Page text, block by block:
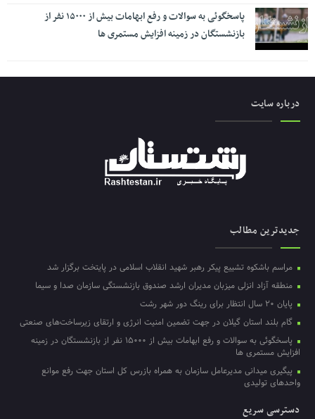
پاسخگوئی به سوالات و رفع ابهامات بیش از ۱۵۰۰۰ نفر از
بازنشستگان در زمینه افزایش مستمری ها
درباره سایت
جدیدترین مطالب
مراسم باشکوه تشییع پیکر رهبر شهید انقلاب اسلامی در پایتخت برگزار شد
منطقه آزاد انزلی میزبان مدیران ارشد صندوق بازنشستگی سازمان صدا و سیما
پایان ۲۰ سال انتظار برای رینگ دور شهر رشت
گام بلند استان گیلان در جهت تضمین امنیت انرژی و ارتقای زیرساخت‌های صنعتی
پاسخگوئی به سوالات و رفع ابهامات بیش از ۱۵۰۰۰ نفر از بازنشستگان در زمینه
افزایش مستمری ها
پیگیری میدانی مدیرعامل سازمان به همراه بازرس کل استان جهت رفع موانع
واحدهای تولیدی
دسترسی سریع